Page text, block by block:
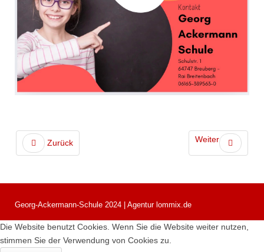
Zurück Weiter
Georg-Ackermann-Schule 2024 | Agentur lommix.de
Die Website benutzt Cookies. Wenn Sie die Website weiter nutzen,
stimmen Sie der Verwendung von Cookies zu.